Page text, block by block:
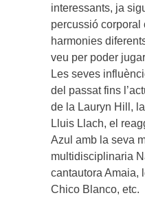
interessants, ja
percussió corporal
harmonies
veu per poder
Les seves
del passat fins
de la Lauryn Hill,
Lluis Llach, el
Azul amb la seva
multidisciplinaria
cantautora Amaia,
Chico Blanco, etc.